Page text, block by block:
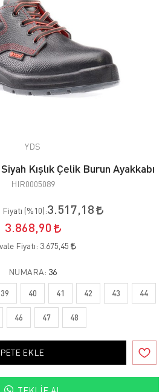
YDS
Kışlık Çelik Burun Ayakkabı
HIR0005089
(%10):3.517,18
3.868,90
Fiyatı: 3.675,45
NUMARA: 36
39 40 41 42 43 44
46 47 48
EKLE